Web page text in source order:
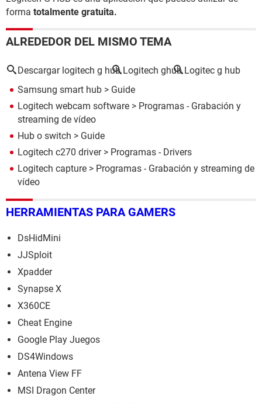
forma totalmente gratuita.
ALREDEDOR DEL MISMO TEMA
Descargar logitech g hub Logitech ghub Logitec g hub
Samsung smart hub > Guide
Logitech webcam software > Programas - Grabación y
streaming de vídeo
Hub o switch > Guide
Logitech c270 driver> Programas - Drivers
Logitech capture > Programas - Grabación y streaming de
vídeo
HERRAMIENTAS PARA GAMERS
DsHidMini
JJSploit
Xpadder
Synapse X
X360CE
Cheat Engine
Google Play Juegos
DS4Windows
Antena View FF
MSI Dragon Center